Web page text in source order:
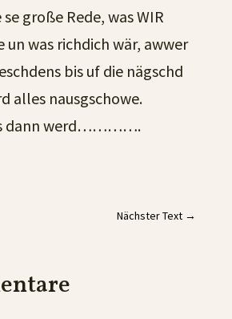
große Rede, was WIR
un was richdich wär, awwer
bis uf die nägschd
alles nausgschowe.
dann werd………….
Nächster Text →